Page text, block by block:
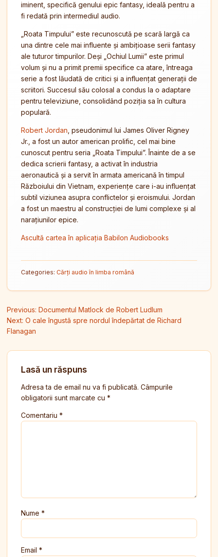
iminent, specifică genului epic fantasy, ideală pentru a
fi redată prin intermediul audio.
„Roata Timpului” este recunoscută pe scară largă ca
una dintre cele mai influente și ambițioase serii fantasy
ale tuturor timpurilor. Deși „Ochiul Lumii” este primul
volum și nu a primit premii specifice ca atare, întreaga
serie a fost lăudată de critici și a influențat generații de
scriitori. Succesul său colosal a condus la o adaptare
pentru televiziune, consolidând poziția sa în cultura
populară.
Robert Jordan , pseudonimul lui James Oliver Rigney
Jr., a fost un autor american prolific, cel mai bine
cunoscut pentru seria „Roata Timpului”. Înainte de a se
dedica scrierii fantasy, a activat în industria
aeronautică și a servit în armata americană în timpul
Războiului din Vietnam, experiențe care i-au influențat
subtil viziunea asupra conflictelor și eroismului. Jordan
a fost un maestru al construcției de lumi complexe și al
narațiunilor epice.
Ascultă cartea în aplicația Babilon Audiobooks
Categories: Cărți audio în limba română
Navigare în articole
Previous: Documentul Matlock de Robert Ludlum
Next: O cale îngustă spre nordul îndepărtat de Richard
Flanagan
Lasă un răspuns
Adresa ta de email nu va fi publicată. Câmpurile
obligatorii sunt marcate cu *
Comentariu *
Nume *
Email *